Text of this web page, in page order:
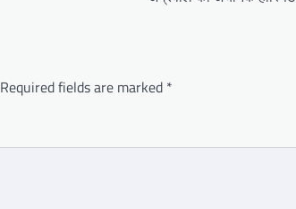
Required fields are marked *